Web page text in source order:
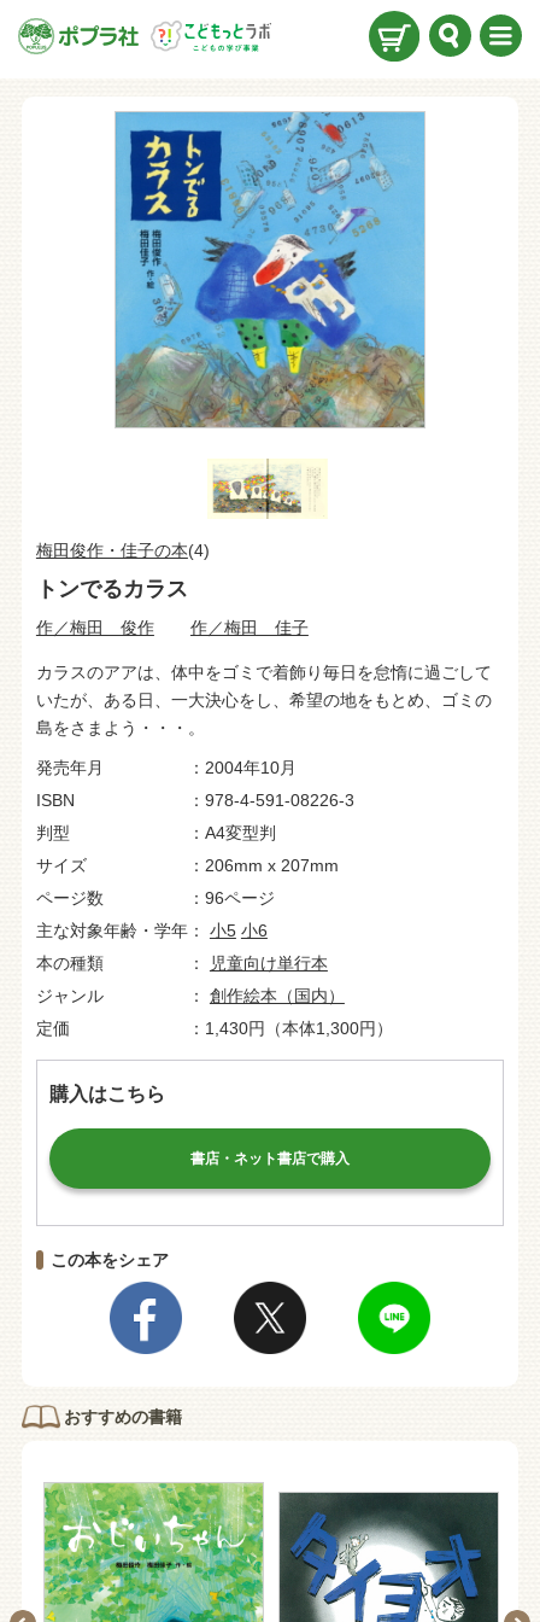
梅田俊作・佳子の本(4)
トンでるカラス
作／梅田 俊作 作／梅田 佳子
カラスのアアは、体中をゴミで着飾り毎日を怠惰に過ごして
いたが、ある日、一大決心をし、希望の地をもとめ、ゴミの
島をさまよう・・・。
発売年月
2004年10月
ISBN
978-4-591-08226-3
判型
A4変型判
サイズ
206mm x 207mm
ページ数
96ページ
主な対象年齢・学年
小5 小6
本の種類
児童向け単行本
ジャンル
創作絵本（国内）
定価
1,430円（本体1,300円）
購入はこちら
書店・ネット書店で購入
この本をシェア
おすすめの書籍